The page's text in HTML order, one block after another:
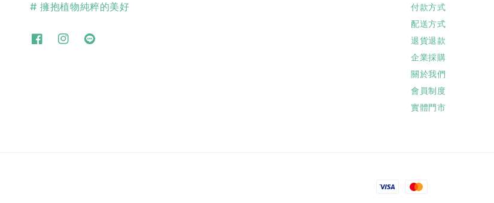
# 擁抱植物純粹的美好
付款方式
配送方式
退貨退款
企業採購
關於我們
會員制度
實體門市